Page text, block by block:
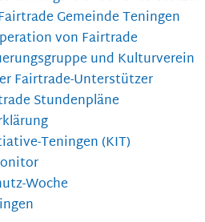
Gemeinde Teningen
von Fairtrade
und Kulturverein
Fairtrade-Unterstützer
Stundenpläne
Teningen (KIT)
Woche